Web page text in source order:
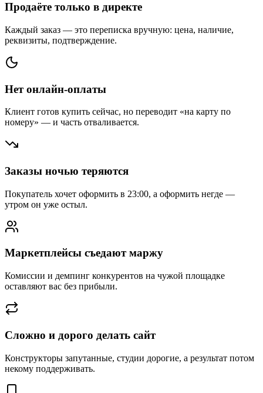
Продаёте только в директе
Каждый заказ — это переписка вручную: цена, наличие,
реквизиты, подтверждение.
Нет онлайн-оплаты
Клиент готов купить сейчас, но переводит «на карту по
номеру» — и часть отваливается.
Заказы ночью теряются
Покупатель хочет оформить в 23:00, а оформить негде —
утром он уже остыл.
Маркетплейсы съедают маржу
Комиссии и демпинг конкурентов на чужой площадке
оставляют вас без прибыли.
Сложно и дорого делать сайт
Конструкторы запутанные, студии дорогие, а результат потом
некому поддерживать.